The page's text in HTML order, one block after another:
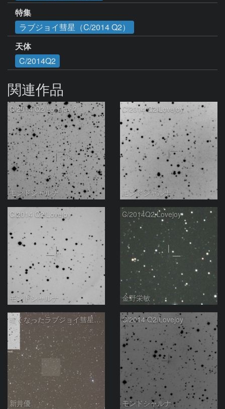
特集
ラブジョイ彗星（C/2014 Q2）
天体
C/2014Q2
関連作品
C/2014 Q2/Lovejoy ?
モンドシャルナ
C/2014 Q2/Lovejoy
モンドシャルナ
C/2014 Q2/Lovejoy
モンドシャルナ
C/2014Q2 Lovejoy
金野栄敏
暗くなったラブジョイ彗星の予報位置
新井優
C/2014 Q2/Lovejoy
モンドシャルナ